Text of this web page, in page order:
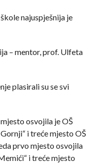
najuspješnija je
– mentor, prof. Ulfeta
plasirali su se svi
osvojila je OŠ
i treće mjesto OŠ
prvo mjesto osvojila
i treće mjesto